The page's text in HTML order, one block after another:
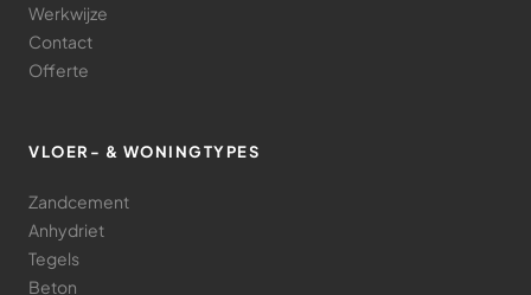
Werkwijze
Contact
Offerte
VLOER- & WONINGTYPES
Zandcement
Anhydriet
Tegels
Beton